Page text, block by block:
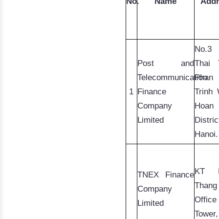
1
Post and
Telecommunication
Finance
Company
Limited
No.3
Thai
Phan
Hoan
Hanoi.
TNEX Finance
Company
Limited
Thang
Office